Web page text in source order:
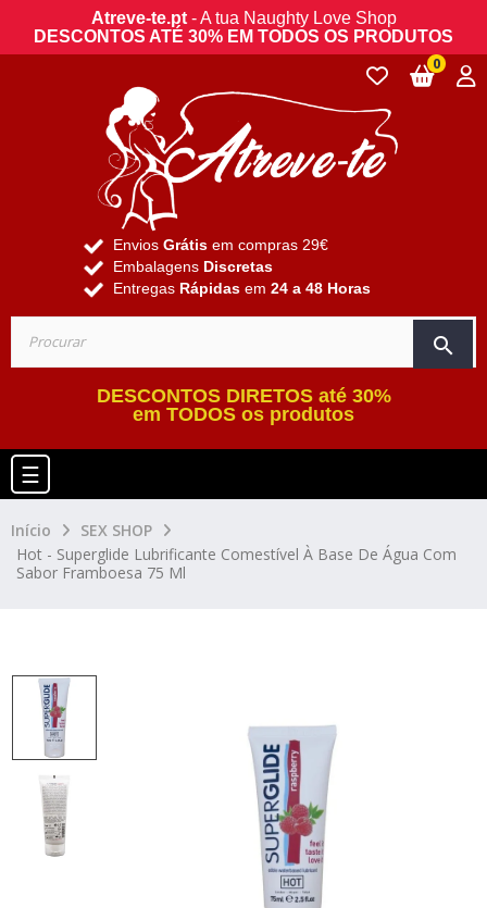
Atreve-te.pt- A tua Naughty Love Shop
DESCONTOS ATÉ 30% EM TODOS OS PRODUTOS
Envios Grátis em compras 29€
Embalagens Discretas
Entregas Rápidas em 24 a 48 Horas
search
0
DESCONTOS DIRETOS até 30%
em TODOS os produtos
Toggle navigation
☰
Início
SEX SHOP
Hot - Superglide Lubrificante Comestível À Base De Água Com
Sabor Framboesa 75 Ml